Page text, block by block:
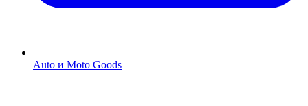
Auto и Moto Goods